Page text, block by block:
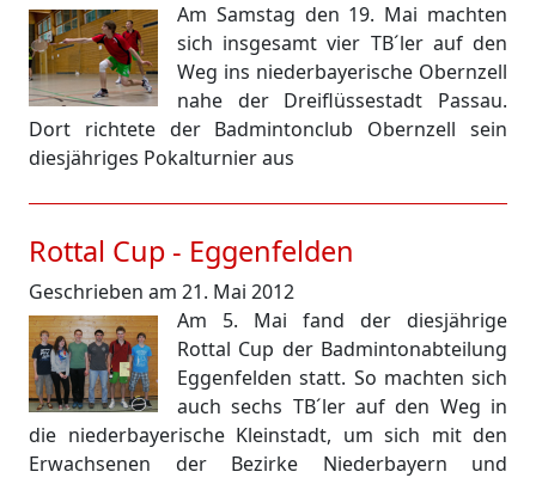
Am Samstag den 19. Mai machten
sich insgesamt vier TB´ler auf den
Weg ins niederbayerische Obernzell
nahe der Dreiflüssestadt Passau.
Dort richtete der Badmintonclub Obernzell sein
diesjähriges Pokalturnier aus
Rottal Cup - Eggenfelden
Geschrieben am 21. Mai 2012
Am 5. Mai fand der diesjährige
Rottal Cup der Badmintonabteilung
Eggenfelden statt. So machten sich
auch sechs TB´ler auf den Weg in
die niederbayerische Kleinstadt, um sich mit den
Erwachsenen der Bezirke Niederbayern und